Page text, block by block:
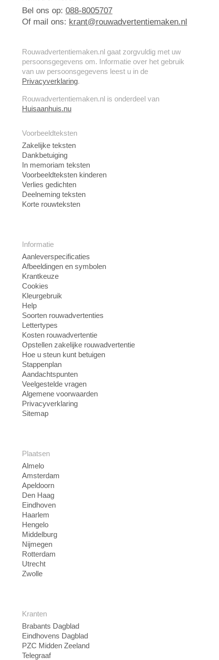
Bel ons op: 088-8005707
Of mail ons: krant@rouwadvertentiemaken.nl
Rouwadvertentiemaken.nl gaat zorgvuldig met uw
persoonsgegevens om. Informatie over het gebruik
van uw persoonsgegevens leest u in de
Privacyverklaring.
Rouwadvertentiemaken.nl is onderdeel van
Huisaanhuis.nu
Voorbeeldteksten
Zakelijke teksten
Dankbetuiging
In memoriam teksten
Voorbeeldteksten kinderen
Verlies gedichten
Deelneming teksten
Korte rouwteksten
Informatie
Aanleverspecificaties
Afbeeldingen en symbolen
Krantkeuze
Cookies
Kleurgebruik
Help
Soorten rouwadvertenties
Lettertypes
Kosten rouwadvertentie
Opstellen zakelijke rouwadvertentie
Hoe u steun kunt betuigen
Stappenplan
Aandachtspunten
Veelgestelde vragen
Algemene voorwaarden
Privacyverklaring
Sitemap
Plaatsen
Almelo
Amsterdam
Apeldoorn
Den Haag
Eindhoven
Haarlem
Hengelo
Middelburg
Nijmegen
Rotterdam
Utrecht
Zwolle
Kranten
Brabants Dagblad
Eindhovens Dagblad
PZC Midden Zeeland
Telegraaf